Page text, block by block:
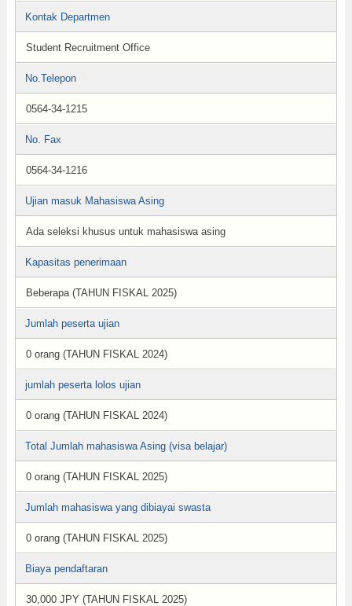
Kontak Departmen
Student Recruitment Office
No.Telepon
0564-34-1215
No. Fax
0564-34-1216
Ujian masuk Mahasiswa Asing
Ada seleksi khusus untuk mahasiswa asing
Kapasitas penerimaan
Beberapa (TAHUN FISKAL 2025)
Jumlah peserta ujian
0 orang (TAHUN FISKAL 2024)
jumlah peserta lolos ujian
0 orang (TAHUN FISKAL 2024)
Total Jumlah mahasiswa Asing (visa belajar)
0 orang (TAHUN FISKAL 2025)
Jumlah mahasiswa yang dibiayai swasta
0 orang (TAHUN FISKAL 2025)
Biaya pendaftaran
30,000 JPY (TAHUN FISKAL 2025)